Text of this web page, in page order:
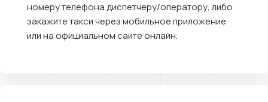
номеру телефона диспетчеру/оператору, либо
закажите такси через мобильное приложение
или на официальном сайте онлайн.